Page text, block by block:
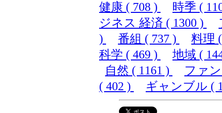
健康 ( 708 )
時季 (
ジネス 経済 ( 1300 )
)
番組 ( 737 )
料理
科学 ( 469 )
地域 (
自然 ( 1161 )
ファ
( 402 )
ギャンブル (